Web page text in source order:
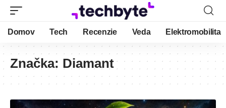
Domov Tech Recenzie Veda Elektromobilita
Značka: Diamant